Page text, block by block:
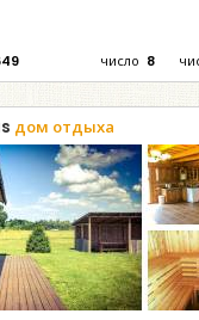
число 8
дом отдыха